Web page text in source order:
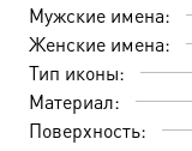
Мужские имена:
Женские имена:
Тип иконы:
Материал:
Поверхность: